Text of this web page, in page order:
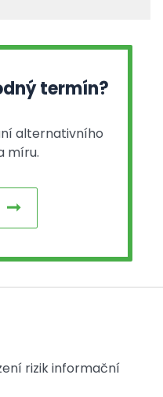
termín?
alternativního
míru.
rizik informační